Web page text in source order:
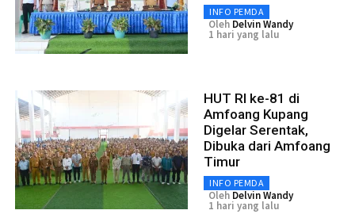
INFO PEMDA
Oleh Delvin Wandy
1 hari yang lalu
HUT RI ke-81 di
Amfoang Kupang
Digelar Serentak,
Dibuka dari Amfoang
Timur
INFO PEMDA
Oleh Delvin Wandy
1 hari yang lalu